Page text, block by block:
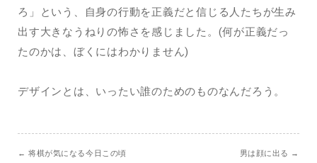
ろ」という、自身の行動を正義だと信じる人たちが生み
出す大きなうねりの怖さを感じました。(何が正義だっ
たのかは、ぼくにはわかりません)
デザインとは、いったい誰のためのものなんだろう。
← 将棋が気になる今日この頃 男は顔に出る →